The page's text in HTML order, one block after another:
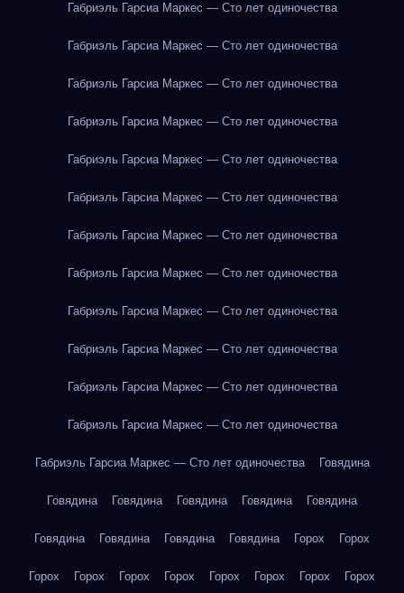
Габриэль Гарсиа Маркес — Сто лет одиночества
Габриэль Гарсиа Маркес — Сто лет одиночества
Габриэль Гарсиа Маркес — Сто лет одиночества
Габриэль Гарсиа Маркес — Сто лет одиночества
Габриэль Гарсиа Маркес — Сто лет одиночества
Габриэль Гарсиа Маркес — Сто лет одиночества
Габриэль Гарсиа Маркес — Сто лет одиночества
Габриэль Гарсиа Маркес — Сто лет одиночества
Габриэль Гарсиа Маркес — Сто лет одиночества
Габриэль Гарсиа Маркес — Сто лет одиночества
Габриэль Гарсиа Маркес — Сто лет одиночества
Габриэль Гарсиа Маркес — Сто лет одиночества
Габриэль Гарсиа Маркес — Сто лет одиночества Говядина
Говядина Говядина Говядина Говядина Говядина
Говядина Говядина Говядина Говядина Горох Горох
Горох Горох Горох Горох Горох Горох Горох Горох